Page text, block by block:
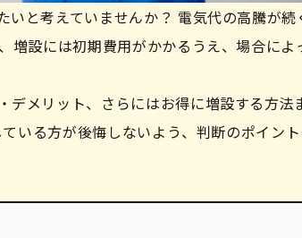
と考えていませんか？ 電気代の高騰が続
増設には初期費用がかかるうえ、場合によ
デメリット、さらにはお得に増設する方法
いる方が後悔しないよう、判断のポイン